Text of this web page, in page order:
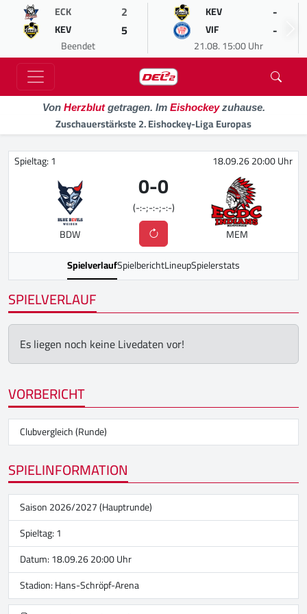
ECK 2
KEV 5
Beendet
KEV -
VIF -
21.08. 15:00 Uhr
Von Herzblutgetragen. Im Eishockeyzuhause.
Zuschauerstärkste 2. Eishockey-Liga Europas
Spieltag: 1 18.09.26 20:00 Uhr
BDW
0-0
(-:-;-:-;-:-)
MEM
SpielverlaufSpielberichtLineupSpielerstats
SPIELVERLAUF
Es liegen noch keine Livedaten vor!
VORBERICHT
Clubvergleich (Runde)
SPIELINFORMATION
Saison 2026/2027 (Hauptrunde)
Spieltag: 1
Datum: 18.09.26 20:00 Uhr
Stadion:Hans-Schröpf-Arena